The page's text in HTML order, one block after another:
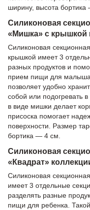
ширину, высота
Силиконовая
«Мишка» с крышкой
Силиконовая
крышкой имеет 3
разных продуктов и
прием пищи для
позволяет удобно
собой или подогревать
в виде мишки делает
присоска помогает
поверхности. Размер
бортика — 4 см.
Силиконовая
«Квадрат»
Силиконовая
имеет 3 отдельные
разделять разные
пищи для ребенка.